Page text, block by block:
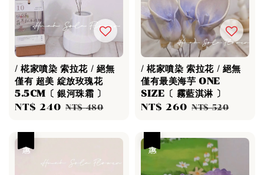
/ 椛家噴染 索拉花 / 絕無
僅有 超美 綻放玫瑰花
5.5CM〔 銀河珠霜 〕
Sale
NT$ 240 Regular
NT$ 480
/ 椛家噴染 索拉花 / 絕無
僅有最美海芋 ONE
SIZE〔 霧藍淇淋 〕
Sale
NT$ 260 Regular
NT$ 520